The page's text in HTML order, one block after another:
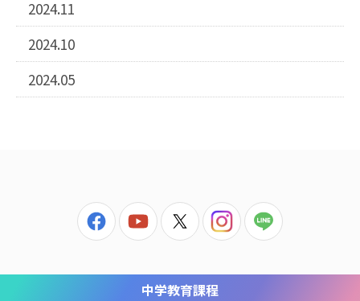
2024.11
2024.10
2024.05
中学教育課程